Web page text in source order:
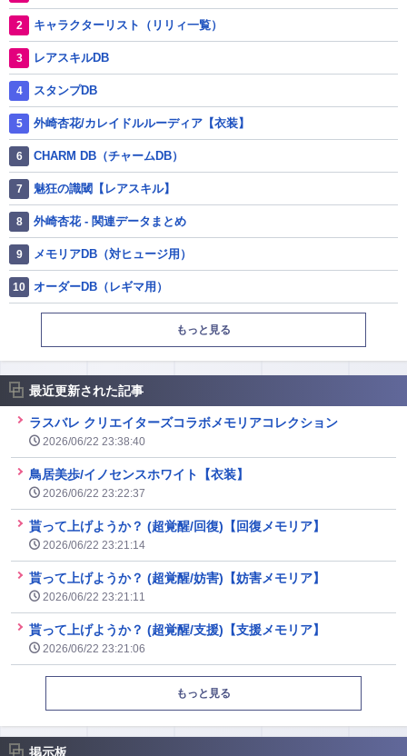
キャラクターリスト（リリィ一覧）
レアスキルDB
スタンプDB
外崎杏花/カレイドルルーディア【衣装】
CHARM DB（チャームDB）
魅狂の識閾【レアスキル】
外崎杏花 - 関連データまとめ
メモリアDB（対ヒュージ用）
オーダーDB（レギマ用）
もっと見る
最近更新された記事
ラスバレ クリエイターズコラボメモリアコレクション
2026/06/22 23:38:40
鳥居美歩/イノセンスホワイト【衣装】
2026/06/22 23:22:37
貰って上げようか？ (超覚醒/回復)【回復メモリア】
2026/06/22 23:21:14
貰って上げようか？ (超覚醒/妨害)【妨害メモリア】
2026/06/22 23:21:11
貰って上げようか？ (超覚醒/支援)【支援メモリア】
2026/06/22 23:21:06
もっと見る
掲示板